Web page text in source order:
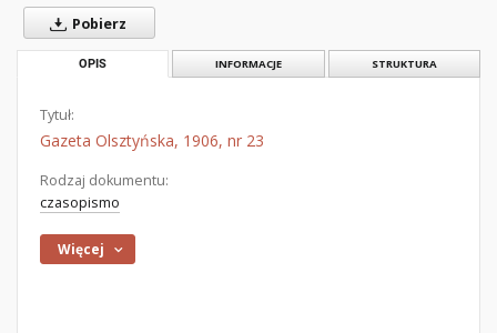
Pobierz
OPIS INFORMACJE STRUKTURA
Tytuł:
Gazeta Olsztyńska, 1906, nr 23
Rodzaj dokumentu:
czasopismo
Więcej